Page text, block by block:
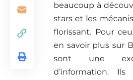
beaucoup à
stars et les
florissant. Pour
en savoir plus sur
sont une
d’information.